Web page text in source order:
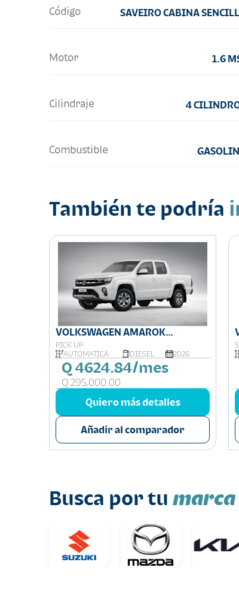
Código SAVEIRO CABINA
Motor 1.6
Cilindraje 4
Combustible
También te podría
VOLKSWAGEN AMAROK
COMFORTLINE
PICK UP
AUTOMÁTICA
DIESEL 2026
Q 4624.84/mes
Q 295,000.00
Quiero más detalles
Añadir al comparador
Busca por tu